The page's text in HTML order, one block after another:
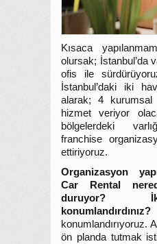
Kısaca
olursak; İstanbul’da
ofis ile
İstanbul’daki iki
alarak; 4 kurumsal
hizmet veriyor
bölgelerdeki
franchise
ettiriyoruz.
Organizasyon
Car Rental
duruyor?
konumlandırıyoruz.
ön planda tutmak